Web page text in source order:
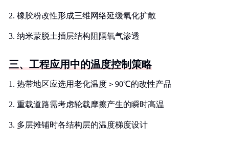
2. 橡胶粉改性形成三维网络延缓氧化扩散
3. 纳米蒙脱土插层结构阻隔氧气渗透
三、工程应用中的温度控制策略
1. 热带地区应选用老化温度＞90℃的改性产品
2. 重载道路需考虑轮载摩擦产生的瞬时高温
3. 多层摊铺时各结构层的温度梯度设计